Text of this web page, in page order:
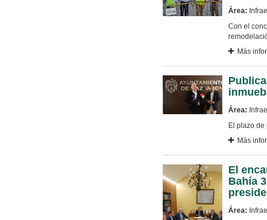
Área:
Con el
Más
Área:
El plazo de
Más
El
Bahía
Área: